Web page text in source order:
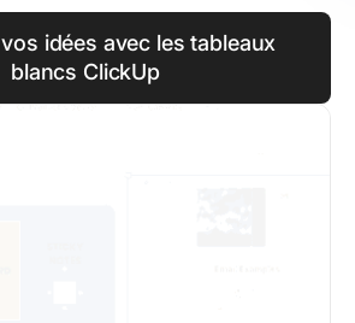
idées avec les tableaux
blancs ClickUp